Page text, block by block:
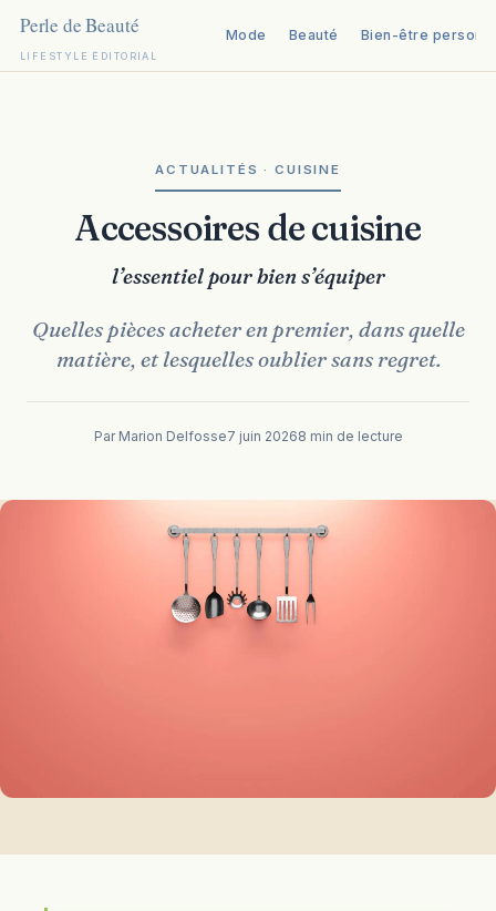
LIFESTYLE ÉDITORIAL
Mode Beauté Bien-être
ACTUALITÉS · CUISINE
Accessoires de cuisine
l’essentiel pour bien s’équiper
Quelles pièces acheter en premier, dans quelle
matière, et lesquelles oublier sans regret.
Par Marion Delfosse7 juin 20268 min de lecture